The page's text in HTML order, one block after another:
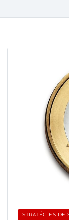
STRATÉGIES DE